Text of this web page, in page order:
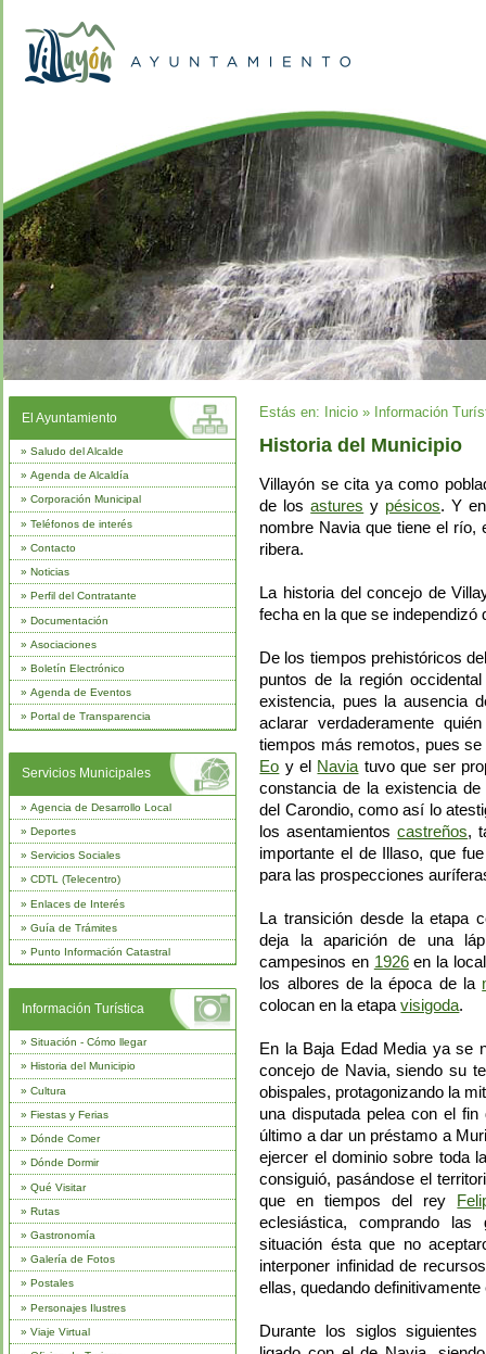
El Ayuntamiento
» Saludo del Alcalde
» Agenda de Alcaldía
» Corporación Municipal
» Teléfonos de interés
» Contacto
» Noticias
» Perfil del Contratante
» Documentación
» Asociaciones
» Boletín Electrónico
» Agenda de Eventos
» Portal de Transparencia
Servicios Municipales
» Agencia de Desarrollo Local
» Deportes
» Servicios Sociales
» CDTL (Telecentro)
» Enlaces de Interés
» Guía de Trámites
» Punto Información Catastral
Información Turística
» Situación - Cómo llegar
» Historia del Municipio
» Cultura
» Fiestas y Ferias
» Dónde Comer
» Dónde Dormir
» Qué Visitar
» Rutas
» Gastronomía
» Galería de Fotos
» Postales
» Personajes Ilustres
» Viaje Virtual
Estás en: Inicio » Información
Historia del Municipio
Villayón se cita ya como
de losastures y pésicos. Y
nombre Navia que tiene el río,
ribera.
La historia del concejo de
fecha en la que se independizó
De los tiempos prehistóricos
puntos de la región
existencia, pues la ausencia
aclarar verdaderamente
tiempos más remotos, pues
Eo y el Navia tuvo que ser
constancia de la existencia
del Carondio, como así lo
los asentamientoscastreños,
importante el de Illaso, que
para las prospecciones
La transición desde la etapa
deja la aparición de una
campesinos en 1926en la
los albores de la época de la
colocan en la etapavisigoda.
En la Baja Edad Media ya se
concejo de Navia, siendo su
obispales, protagonizando la
una disputada pelea con el
último a dar un préstamo a
ejercer el dominio sobre toda
consiguió, pasándose el
que en tiempos del rey
eclesiástica, comprando
situación ésta que no
interponer infinidad de
ellas, quedando
Durante los siglos